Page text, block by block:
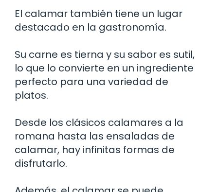
El calamar también tiene un lugar
destacado en la gastronomía.
Su carne es tierna y su sabor es sutil,
lo que lo convierte en un ingrediente
perfecto para una variedad de
platos.
Desde los clásicos calamares a la
romana hasta las ensaladas de
calamar, hay infinitas formas de
disfrutarlo.